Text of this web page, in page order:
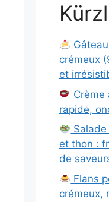
crémeux
et
Crème
rapide,
et thon :
de
Flans
crémeux,